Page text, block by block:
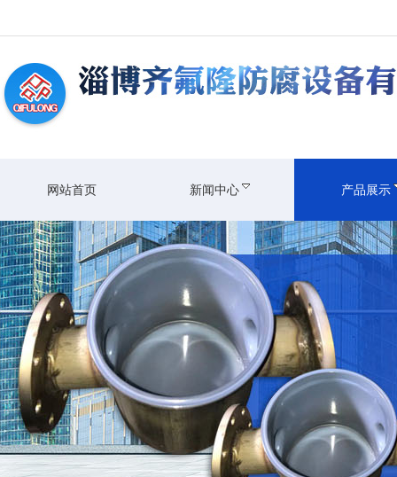
网站首页 新闻中心 产品展示